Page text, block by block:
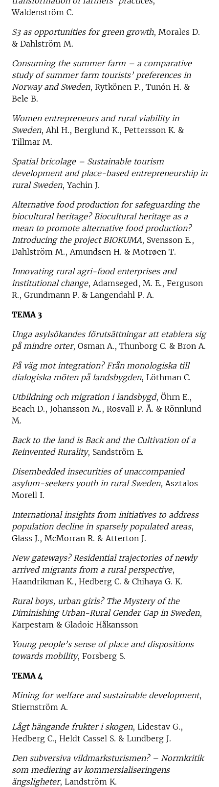
Waldenström C.
S3 as opportunities for green growth, Morales D.
& Dahlström M.
Consuming the summer farm – a comparative
study of summer farm tourists’ preferences in
Norway and Sweden, Rytkönen P., Tunón H. &
Bele B.
Women entrepreneurs and rural viability in
Sweden, Ahl H., Berglund K., Pettersson K. &
Tillmar M.
Spatial bricolage – Sustainable tourism
development and place-based entrepreneurship in
rural Sweden, Yachin J.
Alternative food production for safeguarding the
biocultural heritage? Biocultural heritage as a
mean to promote alternative food production?
Introducing the project BIOKUMA, Svensson E.,
Dahlström M., Amundsen H. & Motrøen T.
Innovating rural agri-food enterprises and
institutional change, Adamseged, M. E., Ferguson
R., Grundmann P. & Langendahl P. A.
TEMA 3
Unga asylsökandes förutsättningar att etablera sig
på mindre orter, Osman A., Thunborg C. & Bron A.
På väg mot integration? Från monologiska till
dialogiska möten på landsbygden, Löthman C.
Utbildning och migration i landsbygd, Öhrn E.,
Beach D., Johansson M., Rosvall P. Å. & Rönnlund
M.
Back to the land is Back and the Cultivation of a
Reinvented Rurality, Sandström E.
Disembedded insecurities of unaccompanied
asylum-seekers youth in rural Sweden, Asztalos
Morell I.
International insights from initiatives to address
population decline in sparsely populated areas,
Glass J., McMorran R. & Atterton J.
New gateways? Residential trajectories of newly
arrived migrants from a rural perspective,
Haandrikman K., Hedberg C. & Chihaya G. K.
Rural boys, urban girls? The Mystery of the
Diminishing Urban-Rural Gender Gap in Sweden,
Karpestam & Gladoic Håkansson
Young people’s sense of place and dispositions
towards mobility, Forsberg S.
TEMA 4
Mining for welfare and sustainable development,
Stiernström A.
Lågt hängande frukter i skogen, Lidestav G.,
Hedberg C., Heldt Cassel S. & Lundberg J.
Den subversiva vildmarksturismen? – Normkritik
som mediering av kommersialiseringens
ängsligheter, Landström K.